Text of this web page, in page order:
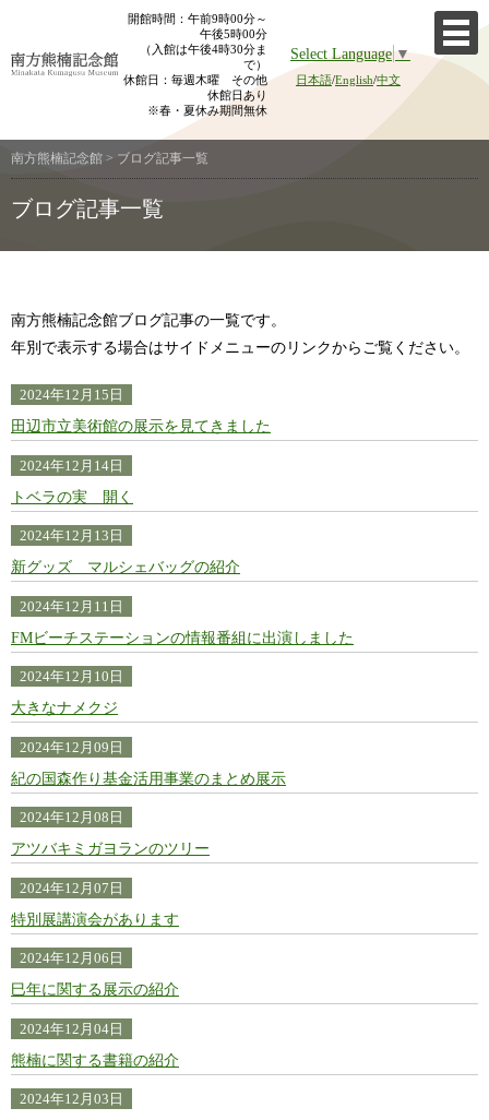
content
開館時間：午前9時00分～
午後5時00分
（入館は午後4時30分ま
で）
休館日：毎週木曜 その他
休館日あり
※春・夏休み期間無休
Select Language▼
日本語/English/中文
南方熊楠記念館 > ブログ記事一覧
ブログ記事一覧
南方熊楠記念館ブログ記事の一覧です。
年別で表示する場合はサイドメニューのリンクからご覧ください。
2024年12月15日
田辺市立美術館の展示を見てきました
2024年12月14日
トベラの実 開く
2024年12月13日
新グッズ マルシェバッグの紹介
2024年12月11日
FMビーチステーションの情報番組に出演しました
2024年12月10日
大きなナメクジ
2024年12月09日
紀の国森作り基金活用事業のまとめ展示
2024年12月08日
アツバキミガヨランのツリー
2024年12月07日
特別展講演会があります
2024年12月06日
巳年に関する展示の紹介
2024年12月04日
熊楠に関する書籍の紹介
2024年12月03日